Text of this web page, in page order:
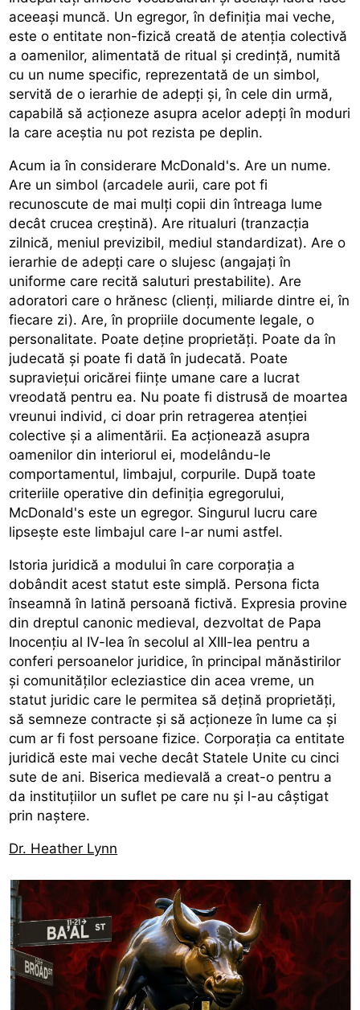
aceeași muncă. Un egregor, în definiția mai veche,
este o entitate non-fizică creată de atenția colectivă
a oamenilor, alimentată de ritual și credință, numită
cu un nume specific, reprezentată de un simbol,
servită de o ierarhie de adepți și, în cele din urmă,
capabilă să acționeze asupra acelor adepți în moduri
la care aceștia nu pot rezista pe deplin.
Acum ia în considerare McDonald's. Are un nume.
Are un simbol (arcadele aurii, care pot fi
recunoscute de mai mulți copii din întreaga lume
decât crucea creștină). Are ritualuri (tranzacția
zilnică, meniul previzibil, mediul standardizat). Are o
ierarhie de adepți care o slujesc (angajați în
uniforme care recită saluturi prestabilite). Are
adoratori care o hrănesc (clienți, miliarde dintre ei, în
fiecare zi). Are, în propriile documente legale, o
personalitate. Poate deține proprietăți. Poate da în
judecată și poate fi dată în judecată. Poate
supraviețui oricărei ființe umane care a lucrat
vreodată pentru ea. Nu poate fi distrusă de moartea
vreunui individ, ci doar prin retragerea atenției
colective și a alimentării. Ea acționează asupra
oamenilor din interiorul ei, modelându-le
comportamentul, limbajul, corpurile. După toate
criteriile operative din definiția egregorului,
McDonald's este un egregor. Singurul lucru care
lipsește este limbajul care l-ar numi astfel.
Istoria juridică a modului în care corporația a
dobândit acest statut este simplă. Persona ficta
înseamnă în latină persoană fictivă. Expresia provine
din dreptul canonic medieval, dezvoltat de Papa
Inocențiu al IV-lea în secolul al XIII-lea pentru a
conferi persoanelor juridice, în principal mănăstirilor
și comunităților ecleziastice din acea vreme, un
statut juridic care le permitea să dețină proprietăți,
să semneze contracte și să acționeze în lume ca și
cum ar fi fost persoane fizice. Corporația ca entitate
juridică este mai veche decât Statele Unite cu cinci
sute de ani. Biserica medievală a creat-o pentru a
da instituțiilor un suflet pe care nu și l-au câștigat
prin naștere.
Dr. Heather Lynn